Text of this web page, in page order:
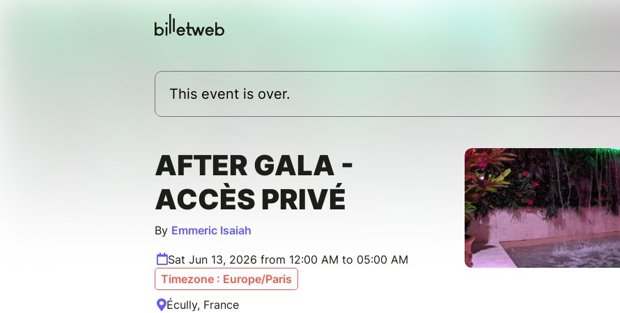
This event is over.
AFTER GALA -
ACCÈS PRIVÉ
By Emmeric Isaiah
Sat Jun 13, 2026 from 12:00 AM to 05:00 AM
Timezone : Europe/Paris
Écully, France